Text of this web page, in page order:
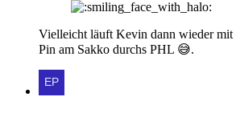
Vielleicht läuft Kevin dann wieder mit
Pin am Sakko durchs PHL 😅.